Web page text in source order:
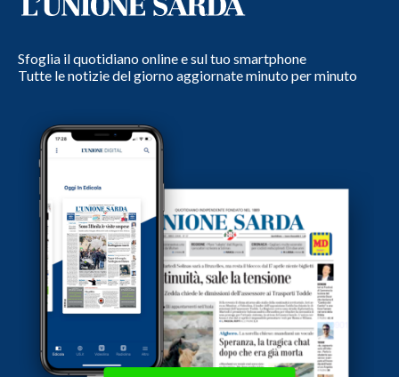
Sfoglia il quotidiano online e sul tuo smartphone
Tutte le notizie del giorno aggiornate minuto per minuto